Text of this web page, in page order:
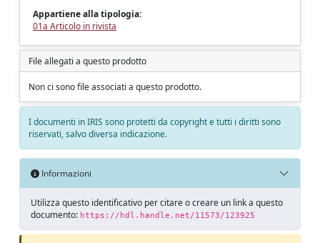
Appartiene alla tipologia:
01a Articolo in rivista
File allegati a questo prodotto
Non ci sono file associati a questo prodotto.
I documenti in IRIS sono protetti da copyright e tutti i diritti sono
riservati, salvo diversa indicazione.
Informazioni
Utilizza questo identificativo per citare o creare un link a questo
documento: https://hdl.handle.net/11573/123925